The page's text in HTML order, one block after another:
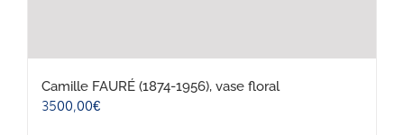
Camille FAURÉ (1874-1956), vase floral
3500,00€